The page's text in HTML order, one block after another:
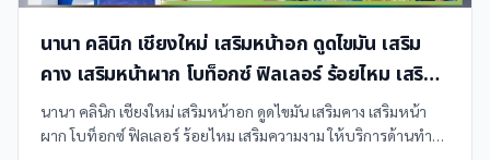
นานา คลินิก เชียงใหม่ เสริมหน้าอก ดูดไขมัน เสริม
คาง เสริมหน้าผาก โบท็อกซ์ ฟิลเลอร์ ร้อยไหม เสริม
ความงาม
นานา คลินิก เชียงใหม่ เสริมหน้าอก ดูดไขมัน เสริมคาง เสริมหน้า
ผาก โบท็อกซ์ ฟิลเลอร์ ร้อยไหม เสริมความงาม ให้บริการด้านทำ